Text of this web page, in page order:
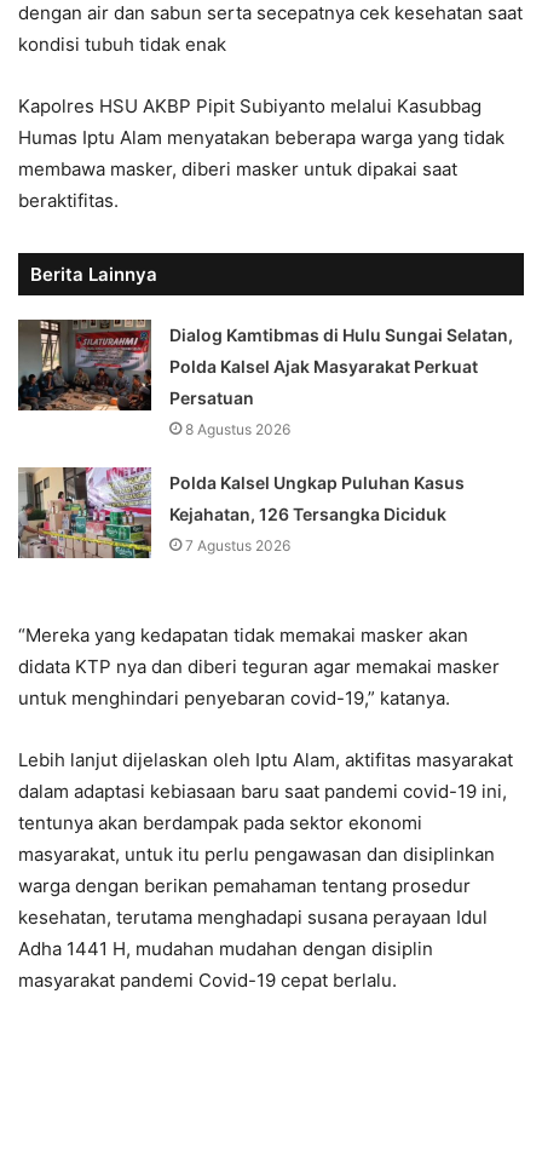
dengan air dan sabun serta secepatnya cek kesehatan saat
kondisi tubuh tidak enak
Kapolres HSU AKBP Pipit Subiyanto melalui Kasubbag
Humas Iptu Alam menyatakan beberapa warga yang tidak
membawa masker, diberi masker untuk dipakai saat
beraktifitas.
Berita Lainnya
Dialog Kamtibmas di Hulu Sungai Selatan,
Polda Kalsel Ajak Masyarakat Perkuat
Persatuan
8 Agustus 2026
Polda Kalsel Ungkap Puluhan Kasus
Kejahatan, 126 Tersangka Diciduk
7 Agustus 2026
“Mereka yang kedapatan tidak memakai masker akan
didata KTP nya dan diberi teguran agar memakai masker
untuk menghindari penyebaran covid-19,” katanya.
Lebih lanjut dijelaskan oleh Iptu Alam, aktifitas masyarakat
dalam adaptasi kebiasaan baru saat pandemi covid-19 ini,
tentunya akan berdampak pada sektor ekonomi
masyarakat, untuk itu perlu pengawasan dan disiplinkan
warga dengan berikan pemahaman tentang prosedur
kesehatan, terutama menghadapi susana perayaan Idul
Adha 1441 H, mudahan mudahan dengan disiplin
masyarakat pandemi Covid-19 cepat berlalu.